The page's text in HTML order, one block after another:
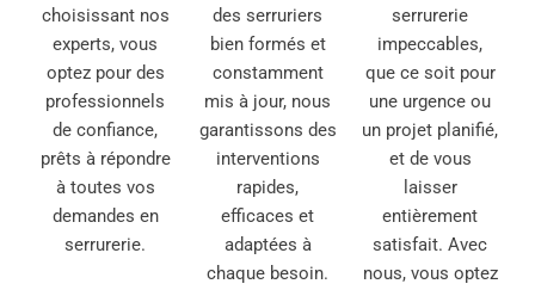
choisissant nos
experts, vous
optez pour des
professionnels
de confiance,
prêts à répondre
à toutes vos
demandes en
serrurerie.
des serruriers
bien formés et
constamment
mis à jour, nous
garantissons des
interventions
rapides,
efficaces et
adaptées à
chaque besoin.
serrurerie
impeccables,
que ce soit pour
une urgence ou
un projet planifié,
et de vous
laisser
entièrement
satisfait. Avec
nous, vous optez